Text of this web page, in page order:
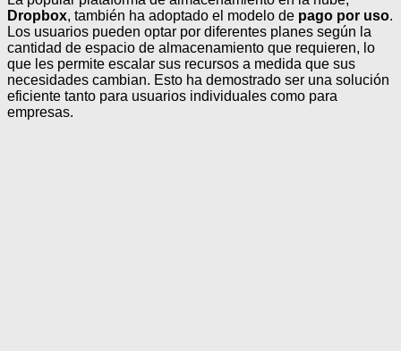
Dropbox, también ha adoptado el modelo de pago por uso.
Los usuarios pueden optar por diferentes planes según la
cantidad de espacio de almacenamiento que requieren, lo
que les permite escalar sus recursos a medida que sus
necesidades cambian. Esto ha demostrado ser una solución
eficiente tanto para usuarios individuales como para
empresas.